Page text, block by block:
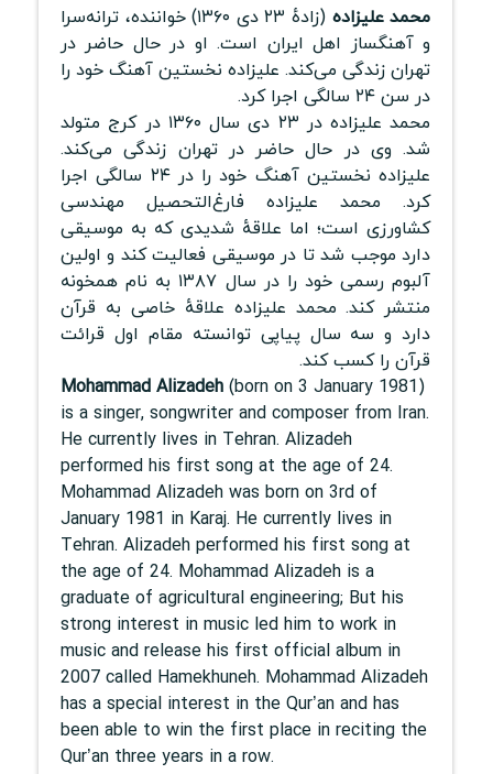
محمد علیزاده
(زادهٔ ۲۳ دی ۱۳۶۰) خواننده، ترانه‌سرا
و آهنگساز اهل ایران است. او در حال حاضر در
تهران زندگی می‌کند. علیزاده نخستین آهنگ خود را
در سن ۲۴ سالگی اجرا کرد.
محمد علیزاده در ۲۳ دی سال ۱۳۶۰ در کرج متولد
شد. وی در حال حاضر در تهران زندگی می‌کند.
علیزاده نخستین آهنگ خود را در ۲۴ سالگی اجرا
کرد. محمد علیزاده فارغ‌التحصیل مهندسی
کشاورزی است؛ اما علاقهٔ شدیدی که به موسیقی
دارد موجب شد تا در موسیقی فعالیت کند و اولین
آلبوم رسمی خود را در سال ۱۳۸۷ به نام همخونه
منتشر کند. محمد علیزاده علاقهٔ خاصی به قرآن
دارد و سه سال پیاپی توانسته مقام اول قرائت
قرآن را کسب کند.
Mohammad Alizadeh(born on 3 January 1981)
is a singer, songwriter and composer from Iran.
He currently lives in Tehran. Alizadeh
performed his first song at the age of 24.
Mohammad Alizadeh was born on 3rd of
January 1981 in Karaj. He currently lives in
Tehran. Alizadeh performed his first song at
the age of 24. Mohammad Alizadeh is a
graduate of agricultural engineering; But his
strong interest in music led him to work in
music and release his first official album in
2007 called Hamekhuneh. Mohammad Alizadeh
has a special interest in the Qur’an and has
been able to win the first place in reciting the
Qur’an three years in a row.